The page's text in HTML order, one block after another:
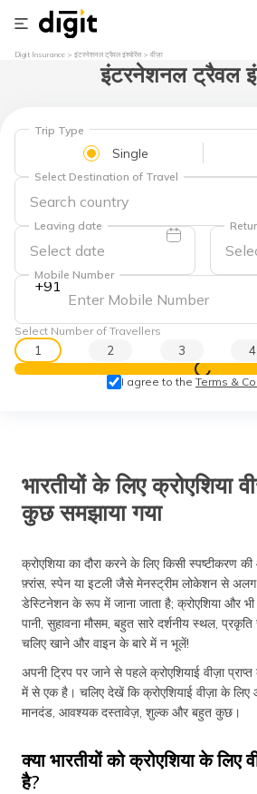
Digit Insurance इंटरनेशनल ट्रैवल इंश्योरेंस वीज़ा
इंटरनेशनल ट्रैवल
Trip Type
Single
Select Destination of Travel
Leaving date
+91
Mobile Number
Select Number of Travellers
1 2 3 4
प्राइस देखें
I agree to the Terms &
भारतीयों के लिए क्रोएशिया
कुछ समझाया गया
क्रोएशिया का दौरा करने के लिए किसी स्पष्टीकरण
फ़्रांस, स्पेन या इटली जैसे मेनस्ट्रीम लोकेशन से अलग
डेस्टिनेशन के रूप में जाना जाता है; क्रोएशिया और
पानी, सुहावना मौसम, बहुत सारे दर्शनीय स्थल,
चलिए खाने और वाइन के बारे में न भूलें!
अपनी ट्रिप पर जाने से पहले क्रोएशियाई वीज़ा
में से एक है। चलिए देखें कि क्रोएशियाई वीज़ा के
मानदंड, आवश्यक दस्तावेज़, शुल्क और बहुत कुछ।
क्या भारतीयों को क्रोएशिया के लिए
है?